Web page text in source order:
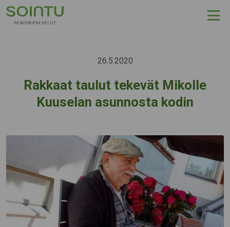
Hyppää sisältöön
Rakkaat taulut tekevät Mikolle
Kuuselan asunnosta kodin
26.5.2020